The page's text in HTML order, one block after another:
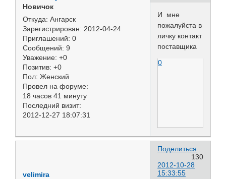
Новичок
Откуда: Ангарск
Зарегистрирован: 2012-04-24
Приглашений: 0
Сообщений: 9
Уважение: +0
Позитив: +0
Пол: Женский
Провел на форуме:
18 часов 41 минуту
Последний визит:
2012-12-27 18:07:31
И мне
пожалуйста в
личку контакт
поставщика
0
Поделиться
130
2012-10-28
15:33:55
velimira